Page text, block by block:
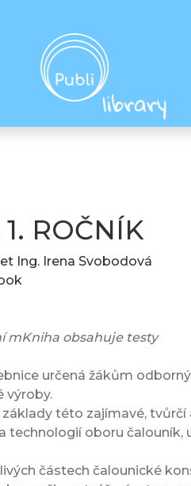
ROČNÍK
Ing. Irena Svobodová
mKniha obsahuje testy
určená žákům
výroby.
této zajímavé,
technologií oboru
částech čalounické